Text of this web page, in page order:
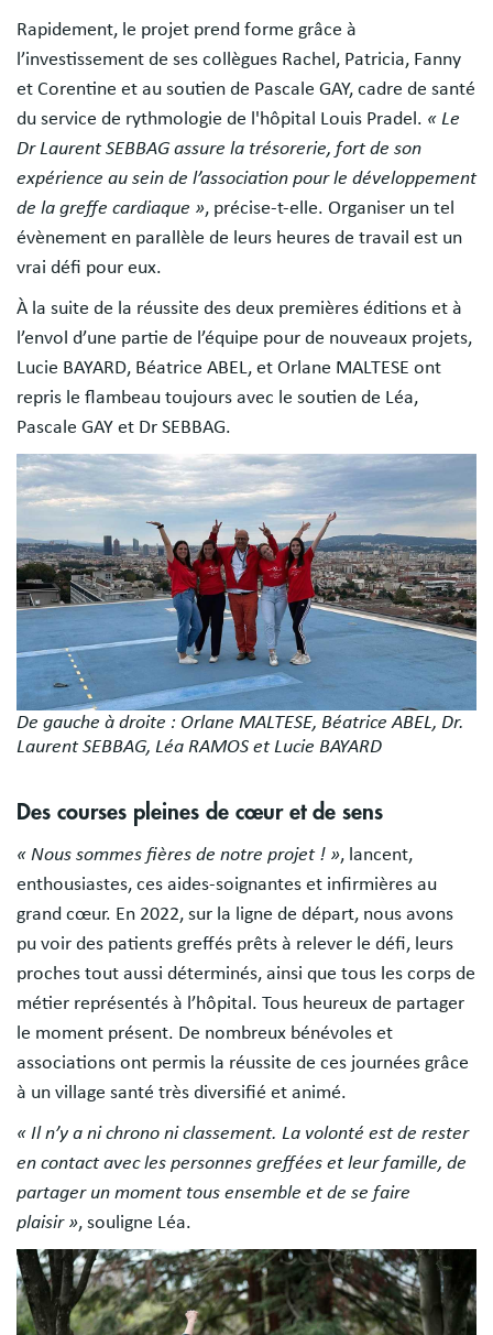
Rapidement, le projet prend forme grâce à
l’investissement de ses collègues Rachel, Patricia, Fanny
et Corentine et au soutien de Pascale GAY, cadre de santé
du service de rythmologie de l'hôpital Louis Pradel. « Le
Dr Laurent SEBBAG assure la trésorerie, fort de son
expérience au sein de l’association pour le développement
de la greffe cardiaque », précise-t-elle. Organiser un tel
évènement en parallèle de leurs heures de travail est un
vrai défi pour eux.
À la suite de la réussite des deux premières éditions et à
l’envol d’une partie de l’équipe pour de nouveaux projets,
Lucie BAYARD, Béatrice ABEL, et Orlane MALTESE ont
repris le flambeau toujours avec le soutien de Léa,
Pascale GAY et Dr SEBBAG.
Image
De gauche à droite : Orlane MALTESE, Béatrice ABEL, Dr.
Laurent SEBBAG, Léa RAMOS et Lucie BAYARD
Des courses pleines de cœur et de sens
« Nous sommes fières de notre projet ! », lancent,
enthousiastes, ces aides-soignantes et infirmières au
grand cœur. En 2022, sur la ligne de départ, nous avons
pu voir des patients greffés prêts à relever le défi, leurs
proches tout aussi déterminés, ainsi que tous les corps de
métier représentés à l’hôpital. Tous heureux de partager
le moment présent. De nombreux bénévoles et
associations ont permis la réussite de ces journées grâce
à un village santé très diversifié et animé.
« Il n’y a ni chrono ni classement. La volonté est de rester
en contact avec les personnes greffées et leur famille, de
partager un moment tous ensemble et de se faire
plaisir », souligne Léa.
Image